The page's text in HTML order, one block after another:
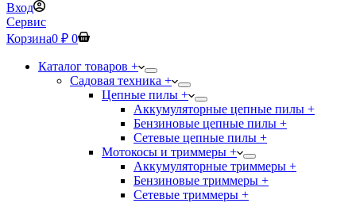
Вход
Сервис
Корзина0 ₽ 0
Каталог товаров +
Садовая техника +
Цепные пилы +
Аккумуляторные цепные пилы +
Бензиновые цепные пилы +
Сетевые цепные пилы +
Мотокосы и триммеры +
Аккумуляторные триммеры +
Бензиновые триммеры +
Сетевые триммеры +